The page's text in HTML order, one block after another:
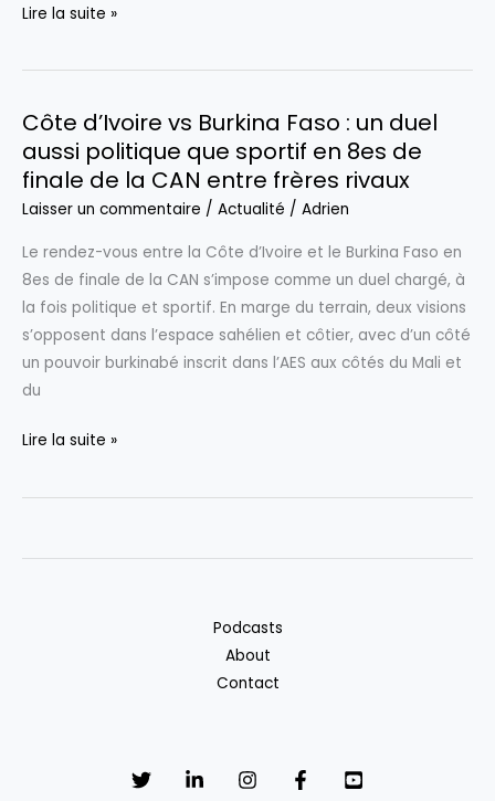
Côte
:
politique
suite
à
la
d’un
quartier
à
Koumassi
Lire la suite »
Côte d’Ivoire vs Burkina Faso : un duel
aussi politique que sportif en 8es de
finale de la CAN entre frères rivaux
Laisser un commentaire / Actualité / Adrien
Le rendez-vous entre la Côte d’Ivoire et le Burkina Faso en
8es de finale de la CAN s’impose comme un duel chargé, à
la fois politique et sportif. En marge du terrain, deux visions
s’opposent dans l’espace sahélien et côtier, avec d’un côté
un pouvoir burkinabé inscrit dans l’AES aux côtés du Mali et
du
Côte
vs
Lire la suite »
Podcasts
About
Contact